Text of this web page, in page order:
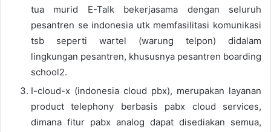
tua murid E-Talk bekerjasama dengan seluruh
pesantren se indonesia utk memfasilitasi komunikasi
tsb seperti wartel (warung telpon) didalam
lingkungan pesantren, khususnya pesantren boarding
school2.
I-cloud-x (indonesia cloud pbx), merupakan layanan
product telephony berbasis pabx cloud services,
dimana fitur pabx analog dapat disediakan semua,